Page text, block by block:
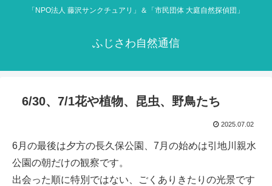
「NPO法人 藤沢サンクチュアリ」＆「市民団体 大庭自然探偵団」
ふじさわ自然通信
6/30、7/1花や植物、昆虫、野鳥たち
2025.07.02
6月の最後は夕方の長久保公園、7月の始めは引地川親水
公園の朝だけの観察です。
出会った順に特別ではない、ごくありきたりの光景です